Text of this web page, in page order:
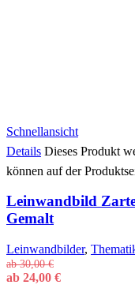
Schnellansicht
Details Dieses Produkt
können auf der
Leinwandbild
Gemalt
Leinwandbilder,
ab30,00€
ab 24,00 €